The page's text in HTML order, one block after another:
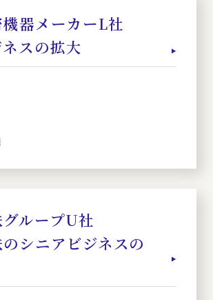
器メーカーL社
スの拡大
ループU社
シニアビジネスの